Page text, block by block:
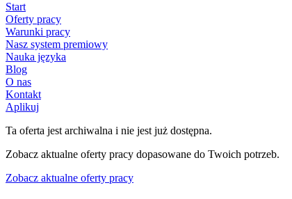
Start
Oferty pracy
Warunki pracy
Nasz system premiowy
Nauka języka
Blog
O nas
Kontakt
Aplikuj
Ta oferta jest archiwalna i nie jest już dostępna.
Zobacz aktualne oferty pracy dopasowane do Twoich potrzeb.
Zobacz aktualne oferty pracy